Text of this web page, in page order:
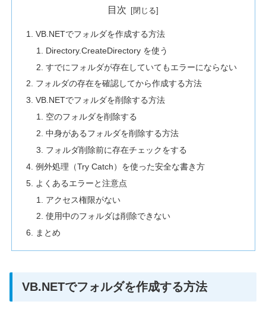
目次
VB.NETでフォルダを作成する方法
Directory.CreateDirectory を使う
すでにフォルダが存在していてもエラーにならない
フォルダの存在を確認してから作成する方法
VB.NETでフォルダを削除する方法
空のフォルダを削除する
中身があるフォルダを削除する方法
フォルダ削除前に存在チェックをする
例外処理（Try Catch）を使った安全な書き方
よくあるエラーと注意点
アクセス権限がない
使用中のフォルダは削除できない
まとめ
VB.NETでフォルダを作成する方法